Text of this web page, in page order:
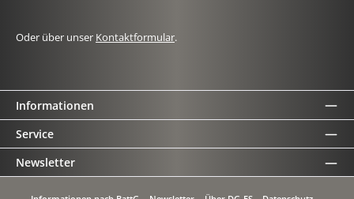
Oder über unser Kontaktformular.
Informationen
Service
Newsletter